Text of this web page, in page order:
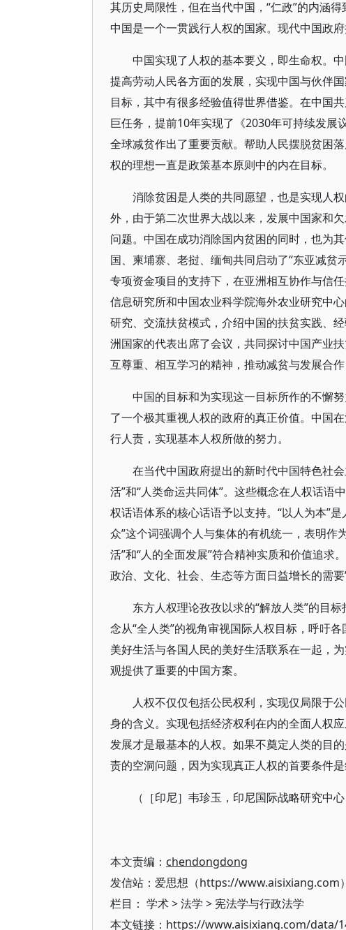
其历史局限性，但在当代中国，“仁政”的内涵
中国是一个一贯践行人权的国家。现代中国政
中国实现了人权的基本要义，即生命权。
提高劳动人民各方面的发展，实现中国与伙伴
目标，其中有很多经验值得世界借鉴。在中国
巨任务，提前10年实现了《2030年可持续发展
全球减贫作出了重要贡献。帮助人民摆脱贫困
权的理想一直是政策基本原则中的内在目标。
消除贫困是人类的共同愿望，也是实现人
外，由于第二次世界大战以来，发展中国家和
问题。中国在成功消除国内贫困的同时，也为
国、柬埔寨、老挝、缅甸共同启动了“东亚减
专项资金项目的支持下，在亚洲相互协作与信
信息研究所和中国农业科学院海外农业研究中
研究、交流扶贫模式，介绍中国的扶贫实践、
洲国家的代表出席了会议，共同探讨中国产业
互尊重、相互学习的精神，推动减贫与发展合
中国的目标和为实现这一目标所作的不懈
了一个极其重视人权的政府的真正价值。中国
行人责，实现基本人权所做的努力。
在当代中国政府提出的新时代中国特色社
活”和“人类命运共同体”。这些概念在人权话语
权话语体系的核心话语予以支持。“以人为本”
众”这个词强调个人与集体的有机统一，表明作
活”和“人的全面发展”符合精神实质和价值追求
政治、文化、社会、生态等方面日益增长的需要
东方人权理论孜孜以求的“解放人类”的目
念从“全人类”的视角审视国际人权目标，呼吁
美好生活与各国人民的美好生活联系在一起，
观提供了重要的中国方案。
人权不仅仅包括公民权利，实现仅局限于
身的含义。实现包括经济权利在内的全面人权
发展才是最基本的人权。如果不奠定人类的目
责的空洞问题，因为实现真正人权的首要条件是
（［印尼］韦珍玉，印尼国际战略研究中
本文责编： chendongdong
发信站：爱思想（https://www.aisixiang.com）
栏目： 学术>法学 > 宪法学与行政法学
本文链接：https://www.aisixiang.com/data/